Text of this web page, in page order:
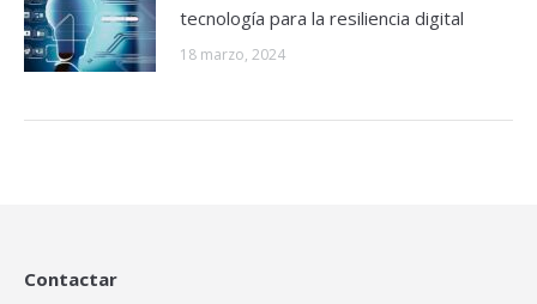
tecnología para la resiliencia digital
18 marzo, 2024
Contactar